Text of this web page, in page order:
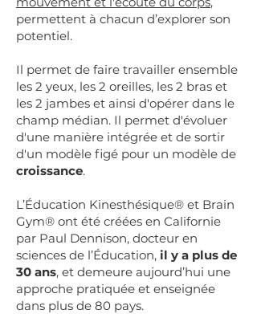
permettent à chacun d’explorer son
potentiel.
Il permet de faire travailler ensemble
les 2 yeux, les 2 oreilles, les 2 bras et
les 2 jambes et ainsi d'opérer dans le
champ médian. Il permet d'évoluer
d'une manière intégrée et de sortir
d'un modèle figé pour un modèle de
croissance.
L’Éducation Kinesthésique® et Brain
Gym® ont été créées en Californie
par Paul Dennison, docteur en
sciences de l’Éducation, il y a plus de
30 ans, et demeure aujourd’hui une
approche pratiquée et enseignée
dans plus de 80 pays.